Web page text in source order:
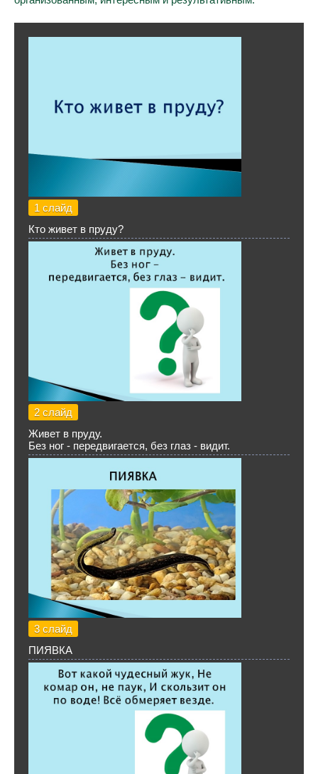
1 слайд
Кто живет в пруду?
2 слайд
Живет в пруду.
Без ног - передвигается, без глаз - видит.
3 слайд
ПИЯВКА